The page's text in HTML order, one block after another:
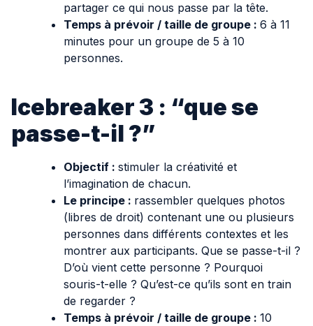
partager ce qui nous passe par la tête.
Temps à prévoir / taille de groupe :6 à 11
minutes pour un groupe de 5 à 10
personnes.
Icebreaker 3 : “que se
passe-t-il ?”
Objectif :stimuler la créativité et
l’imagination de chacun.
Le principe : rassembler quelques photos
(libres de droit) contenant une ou plusieurs
personnes dans différents contextes et les
montrer aux participants. Que se passe-t-il ?
D’où vient cette personne ? Pourquoi
souris-t-elle ? Qu’est-ce qu’ils sont en train
de regarder ?
Temps à prévoir / taille de groupe :10